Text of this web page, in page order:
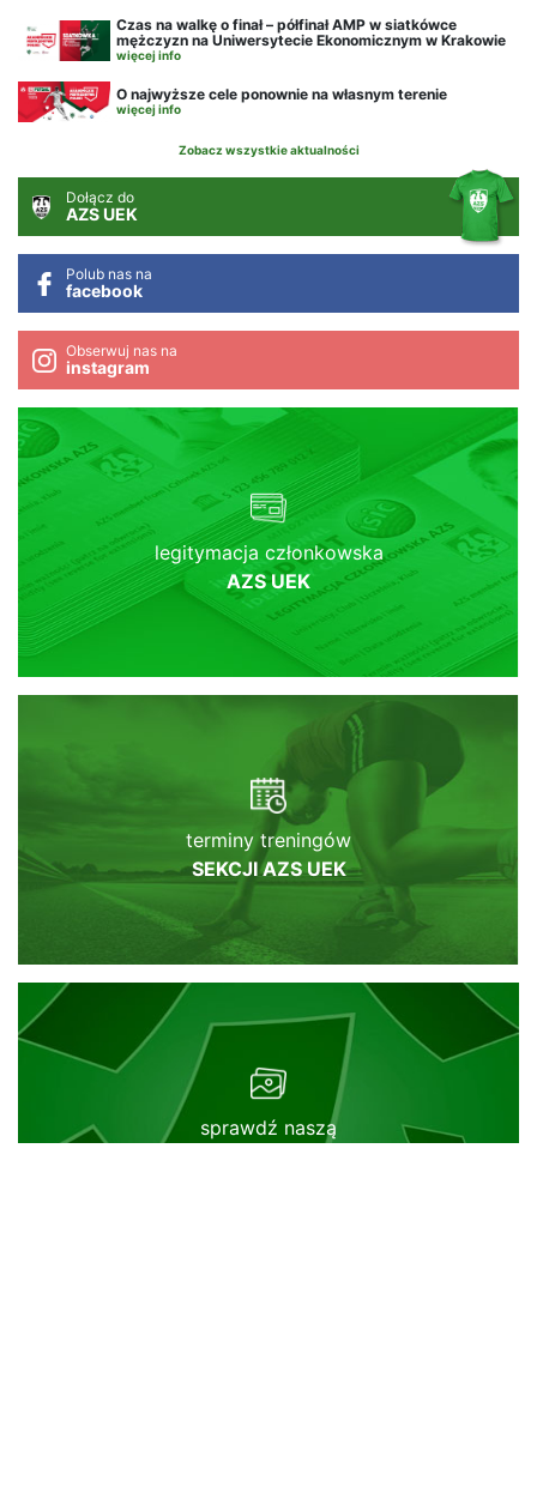
Czas na walkę o finał – półfinał AMP w siatkówce
mężczyzn na Uniwersytecie Ekonomicznym w Krakowie
więcej info
O najwyższe cele ponownie na własnym terenie
więcej info
Zobacz wszystkie aktualności
Dołącz do
AZS UEK
Polub nas na
facebook
Obserwuj nas na
instagram
legitymacja członkowska
AZS UEK
terminy treningów
SEKCJI AZS UEK
sprawdź naszą